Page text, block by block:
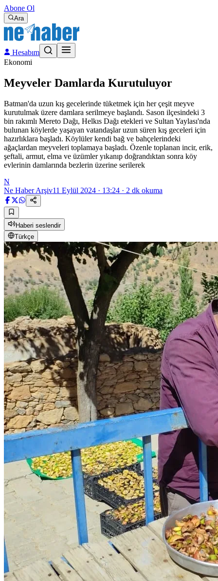
Abone Ol
Ara
Hesabım
Ekonomi
Meyveler Damlarda Kurutuluyor
Batman'da uzun kış gecelerinde tüketmek için her çeşit meyve
kurutulmak üzere damlara serilmeye başlandı. Sason ilçesindeki 3
bin rakımlı Mereto Dağı, Helkıs Dağı etekleri ve Sultan Yaylası'nda
bulunan köylerde yaşayan vatandaşlar uzun süren kış geceleri için
hazırlıklara başladı. Köylüler kendi bağ ve bahçelerindeki
ağaçlardan meyveleri toplamaya başladı. Özenle toplanan incir, erik,
şeftali, armut, elma ve üzümler yıkanıp doğrandıktan sonra köy
evlerinin damlarında bezlerin üzerine serilerek
N
Ne Haber Arşiv11 Eylül 2024 · 13:24 · 2 dk okuma
Haberi seslendir
Türkçe